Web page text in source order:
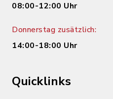
08:00-12:00 Uhr
Donnerstag zusätzlich:
14:00-18:00 Uhr
Quicklinks